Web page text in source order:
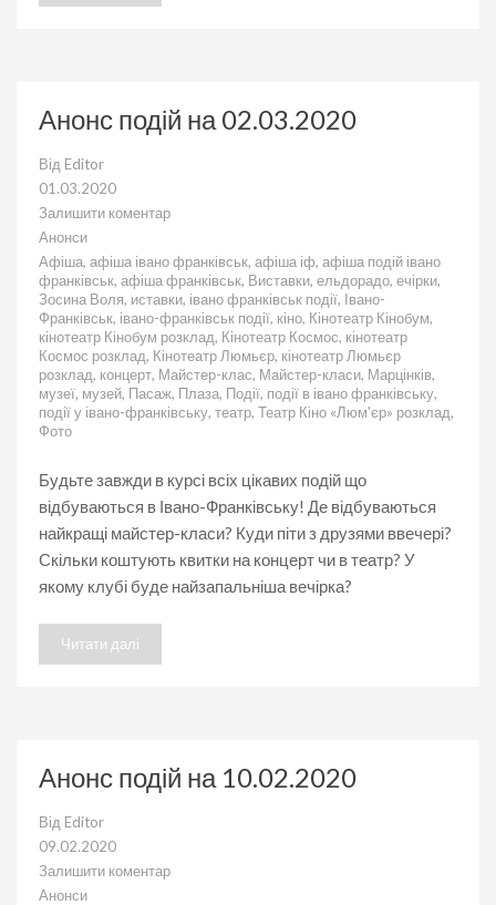
Анонс подій на 02.03.2020
Від Editor
01.03.2020
Залишити коментар
до
подій
на
02.03.2020
Анонси
Афіша, афіша івано франківськ, афіша іф, афіша подій івано
франківськ, афіша франківськ, Виставки, ельдорадо, ечірки,
Зосина Воля, иставки, івано франківськ події, Івано-
Франківськ, івано-франківськ події, кіно, Кінотеатр Кінобум,
кінотеатр Кінобум розклад, Кінотеатр Космос, кінотеатр
Космос розклад, Кінотеатр Люмьєр, кінотеатр Люмьєр
розклад, концерт, Майстер-клас, Майстер-класи, Марцінків,
музеї, музей, Пасаж, Плаза, Події, події в івано франківську,
події у івано-франківську, театр, Театр Кіно «Люм'єр» розклад,
Фото
Будьте завжди в курсі всіх цікавих подій що
відбуваються в Івано-Франківську! Де відбуваються
найкращі майстер-класи? Куди піти з друзями ввечері?
Скільки коштують квитки на концерт чи в театр? У
якому клубі буде найзапальніша вечірка?
Читати далі
Анонс подій на 10.02.2020
Від Editor
09.02.2020
Залишити коментар
до
Анонси